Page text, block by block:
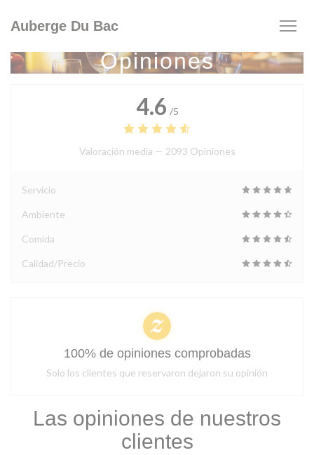
Auberge Du Bac
Opiniones
Las opiniones de nuestros
clientes
4.6 /5
Valoración media — 2093 Opiniones
Servicio
Ambiente
Comida
Calidad/Precio
100% de opiniones comprobadas
Solo los clientes que reservaron dejaron su opinión